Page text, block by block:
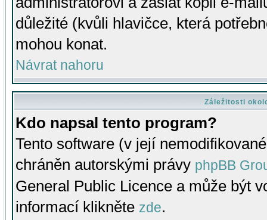
důležité (kvůli hlavičce, která
mohou konat.
Návrat nahoru
Záležitosti
Kdo napsal tento program?
Tento software (v její
chráněn autorskými právy phpBB
General Public Licence a může být
informací klikněte zde.